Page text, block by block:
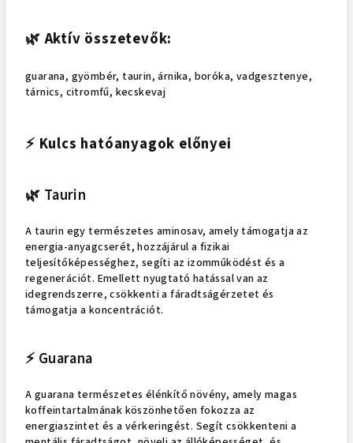
🌿 Aktív összetevők:
guarana, gyömbér, taurin, árnika, boróka, vadgesztenye,
tárnics, citromfű, kecskevaj
⚡ Kulcs hatóanyagok előnyei
🌿 Taurin
A taurin egy természetes aminosav, amely támogatja az
energia-anyagcserét, hozzájárul a fizikai
teljesítőképességhez, segíti az izomműködést és a
regenerációt. Emellett nyugtató hatással van az
idegrendszerre, csökkenti a fáradtságérzetet és
támogatja a koncentrációt.
⚡ Guarana
A guarana természetes élénkítő növény, amely magas
koffeintartalmának köszönhetően fokozza az
energiaszintet és a vérkeringést. Segít csökkenteni a